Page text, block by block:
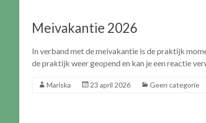
Meivakantie 2026
In verband met de meivakantie is de praktijk
de praktijk weer geopend en kan je een reactie
Mariska 23 april 2026 Geen categorie